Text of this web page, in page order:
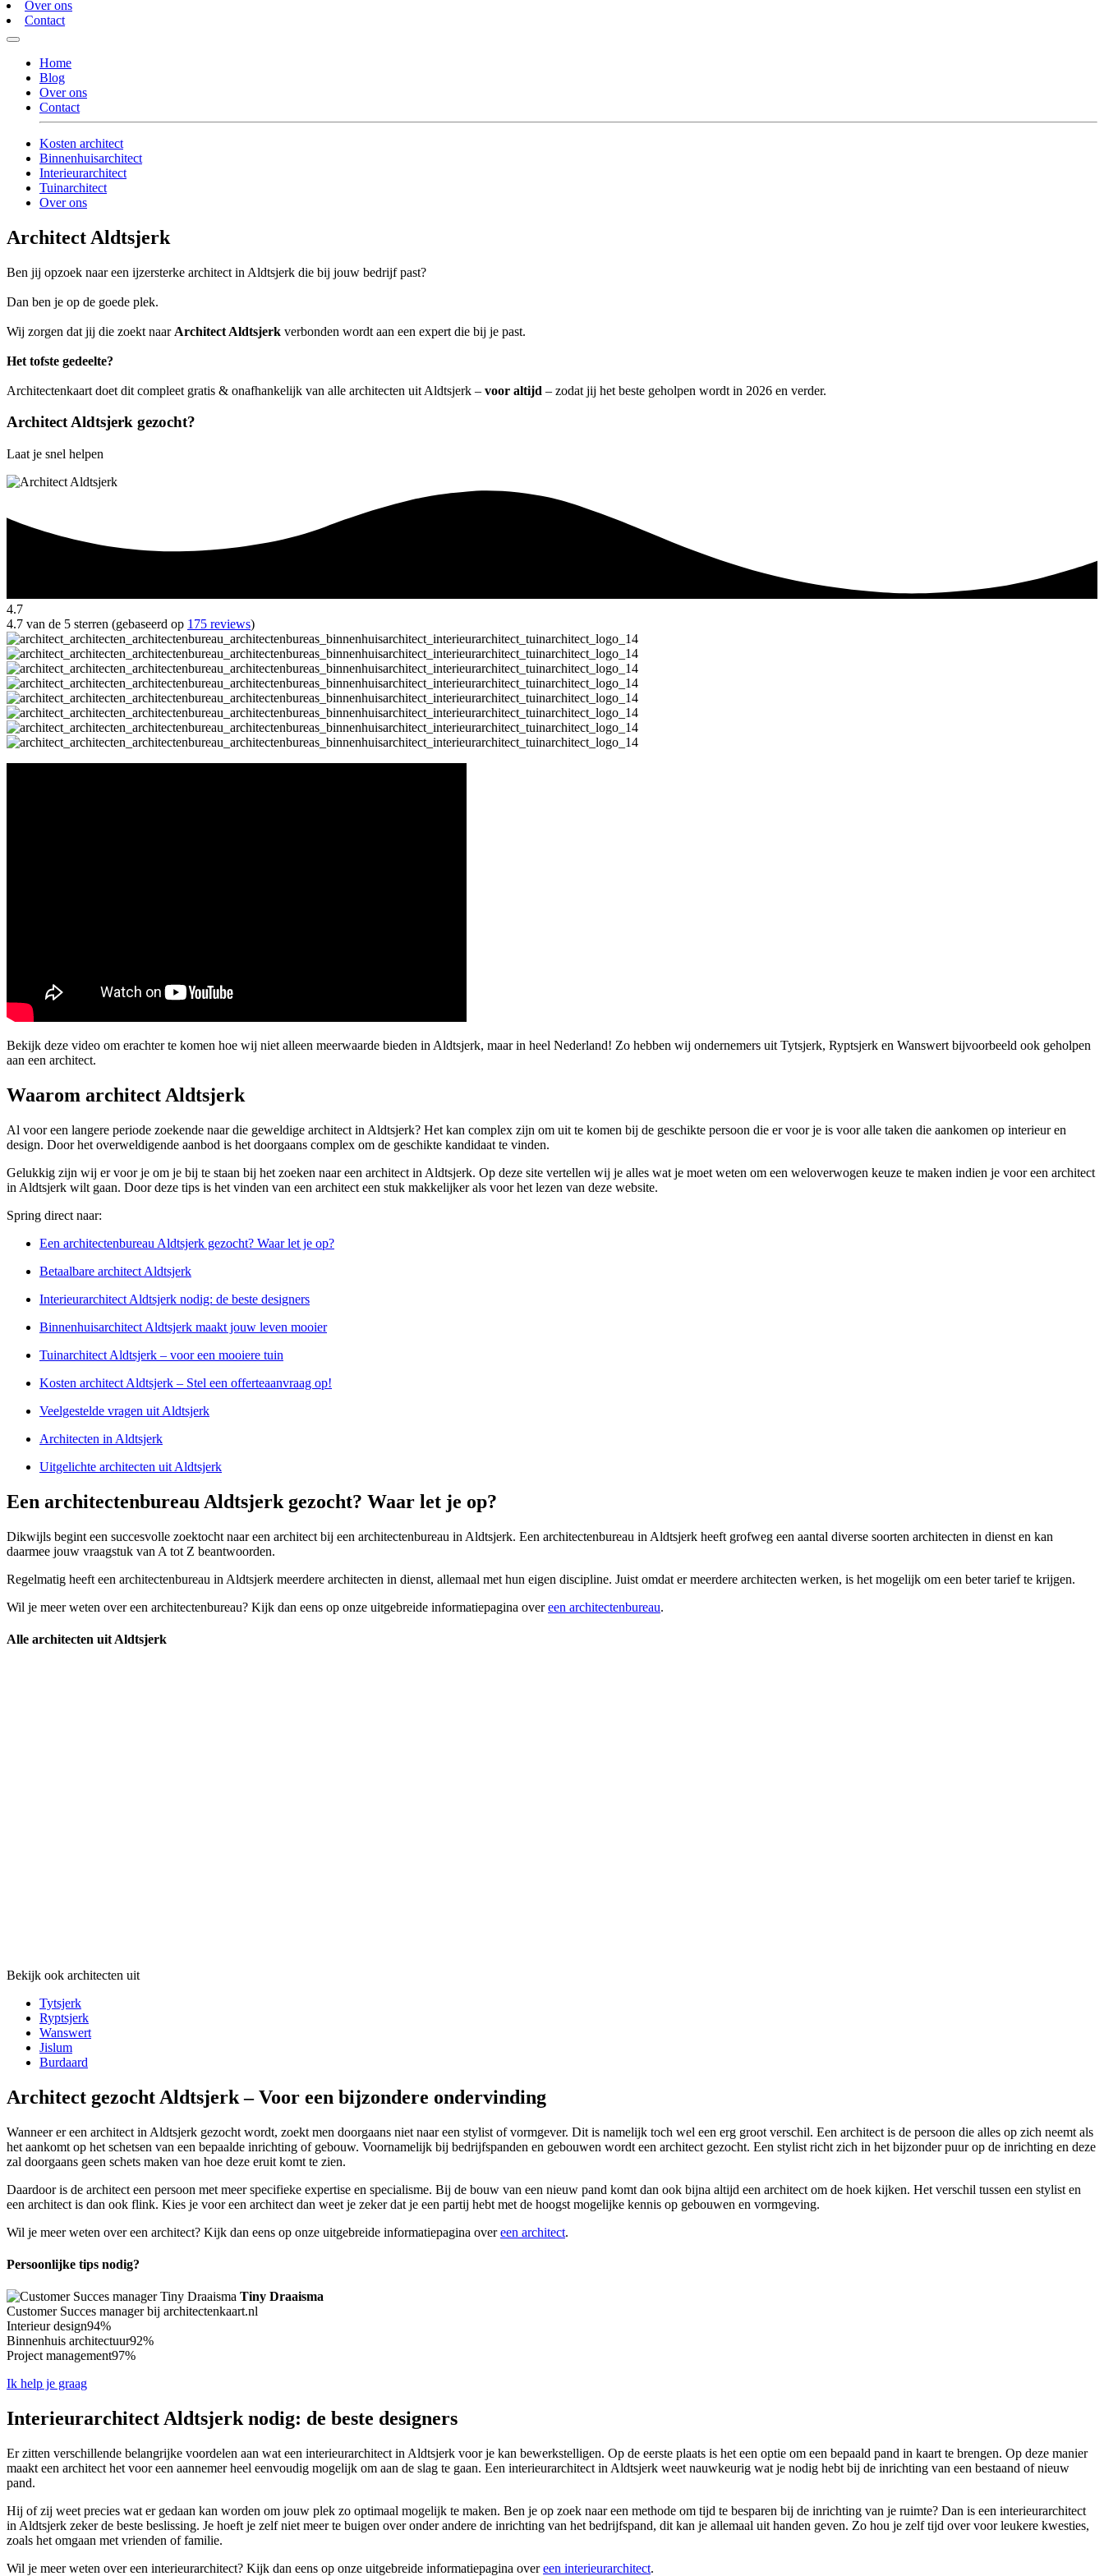
Over ons
Contact
Home
Blog
Over ons
Contact
Kosten architect
Binnenhuisarchitect
Interieurarchitect
Tuinarchitect
Over ons
Architect Aldtsjerk
Ben jij opzoek naar een ijzersterke architect in Aldtsjerk die bij jouw bedrijf past?
Dan ben je op de goede plek.
Wij zorgen dat jij die zoekt naar Architect Aldtsjerk verbonden wordt aan een expert die bij je past.
Het tofste gedeelte?
Architectenkaart doet dit compleet gratis & onafhankelijk van alle architecten uit Aldtsjerk – voor altijd – zodat jij het beste geholpen wordt in 2026 en verder.
Architect Aldtsjerk gezocht?
Laat je snel helpen
4.7
4.7 van de 5 sterren (gebaseerd op 175 reviews)
Bekijk deze video om erachter te komen hoe wij niet alleen meerwaarde bieden in Aldtsjerk, maar in heel Nederland! Zo hebben wij ondernemers uit Tytsjerk, Ryptsjerk en Wanswert bijvoorbeeld ook geholpen
aan een architect.
Waarom architect Aldtsjerk
Al voor een langere periode zoekende naar die geweldige architect in Aldtsjerk? Het kan complex zijn om uit te komen bij de geschikte persoon die er voor je is voor alle taken die aankomen op interieur en
design. Door het overweldigende aanbod is het doorgaans complex om de geschikte kandidaat te vinden.
Gelukkig zijn wij er voor je om je bij te staan bij het zoeken naar een architect in Aldtsjerk. Op deze site vertellen wij je alles wat je moet weten om een weloverwogen keuze te maken indien je voor een architect
in Aldtsjerk wilt gaan. Door deze tips is het vinden van een architect een stuk makkelijker als voor het lezen van deze website.
Spring direct naar:
Een architectenbureau Aldtsjerk gezocht? Waar let je op?
Betaalbare architect Aldtsjerk
Interieurarchitect Aldtsjerk nodig: de beste designers
Binnenhuisarchitect Aldtsjerk maakt jouw leven mooier
Tuinarchitect Aldtsjerk – voor een mooiere tuin
Kosten architect Aldtsjerk – Stel een offerteaanvraag op!
Veelgestelde vragen uit Aldtsjerk
Architecten in Aldtsjerk
Uitgelichte architecten uit Aldtsjerk
Een architectenbureau Aldtsjerk gezocht? Waar let je op?
Dikwijls begint een succesvolle zoektocht naar een architect bij een architectenbureau in Aldtsjerk. Een architectenbureau in Aldtsjerk heeft grofweg een aantal diverse soorten architecten in dienst en kan
daarmee jouw vraagstuk van A tot Z beantwoorden.
Regelmatig heeft een architectenbureau in Aldtsjerk meerdere architecten in dienst, allemaal met hun eigen discipline. Juist omdat er meerdere architecten werken, is het mogelijk om een beter tarief te krijgen.
Wil je meer weten over een architectenbureau? Kijk dan eens op onze uitgebreide informatiepagina overeen architectenbureau.
Alle architecten uit Aldtsjerk
Bekijk ook architecten uit
Tytsjerk
Ryptsjerk
Wanswert
Jislum
Burdaard
Architect gezocht Aldtsjerk – Voor een bijzondere ondervinding
Wanneer er een architect in Aldtsjerk gezocht wordt, zoekt men doorgaans niet naar een stylist of vormgever. Dit is namelijk toch wel een erg groot verschil. Een architect is de persoon die alles op zich neemt als
het aankomt op het schetsen van een bepaalde inrichting of gebouw. Voornamelijk bij bedrijfspanden en gebouwen wordt een architect gezocht. Een stylist richt zich in het bijzonder puur op de inrichting en deze
zal doorgaans geen schets maken van hoe deze eruit komt te zien.
Daardoor is de architect een persoon met meer specifieke expertise en specialisme. Bij de bouw van een nieuw pand komt dan ook bijna altijd een architect om de hoek kijken. Het verschil tussen een stylist en
een architect is dan ook flink. Kies je voor een architect dan weet je zeker dat je een partij hebt met de hoogst mogelijke kennis op gebouwen en vormgeving.
Wil je meer weten over een architect? Kijk dan eens op onze uitgebreide informatiepagina overeen architect.
Persoonlijke tips nodig?
Tiny Draaisma
Customer Succes manager bij architectenkaart.nl
Interieur design94%
Binnenhuis architectuur92%
Project management97%
Ik help je graag
Interieurarchitect Aldtsjerk nodig: de beste designers
Er zitten verschillende belangrijke voordelen aan wat een interieurarchitect in Aldtsjerk voor je kan bewerkstelligen. Op de eerste plaats is het een optie om een bepaald pand in kaart te brengen. Op deze manier
maakt een architect het voor een aannemer heel eenvoudig mogelijk om aan de slag te gaan. Een interieurarchitect in Aldtsjerk weet nauwkeurig wat je nodig hebt bij de inrichting van een bestaand of nieuw
pand.
Hij of zij weet precies wat er gedaan kan worden om jouw plek zo optimaal mogelijk te maken. Ben je op zoek naar een methode om tijd te besparen bij de inrichting van je ruimte? Dan is een interieurarchitect
in Aldtsjerk zeker de beste beslissing. Je hoeft je zelf niet meer te buigen over onder andere de inrichting van het bedrijfspand, dit kan je allemaal uit handen geven. Zo hou je zelf tijd over voor leukere kwesties,
zoals het omgaan met vrienden of familie.
Wil je meer weten over een interieurarchitect? Kijk dan eens op onze uitgebreide informatiepagina overeen interieurarchitect.